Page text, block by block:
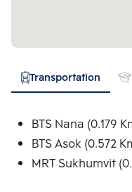
Transportation
BTS Nana (0.179
BTS Asok (0.572
MRT Sukhumvit